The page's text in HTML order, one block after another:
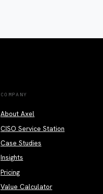
COMPANY
About Axel
CISO Service Station
Case Studies
Insights
Pricing
Value Calculator